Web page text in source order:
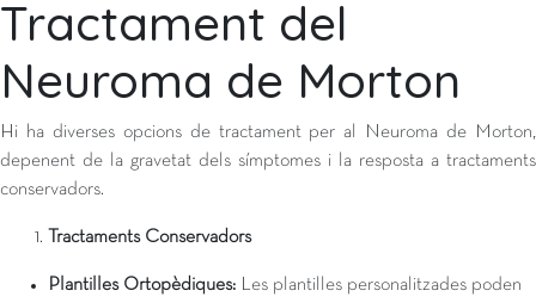
Tractament del
Neuroma de Morton
Hi ha diverses opcions de tractament per al Neuroma de Morton,
depenent de la gravetat dels símptomes i la resposta a tractaments
conservadors.
Tractaments Conservadors
Plantilles Ortopèdiques: Les plantilles personalitzades poden